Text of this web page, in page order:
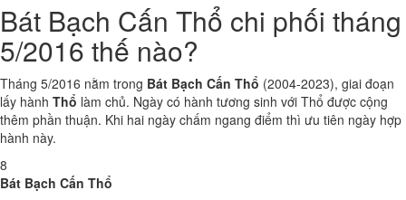
Bát Bạch Cấn Thổ chi phối tháng
5/2016 thế nào?
Tháng 5/2016 nằm trong Bát Bạch Cấn Thổ (2004-2023), giai đoạn
lấy hành Thổ làm chủ. Ngày có hành tương sinh với Thổ được cộng
thêm phần thuận. Khi hai ngày chấm ngang điểm thì ưu tiên ngày hợp
hành này.
8
Bát Bạch Cấn Thổ